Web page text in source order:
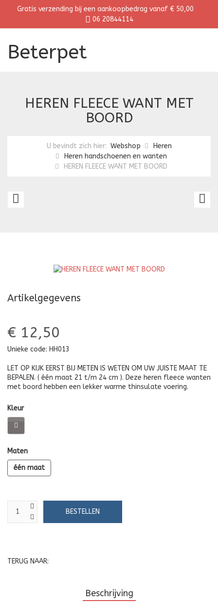
Gratis verzending bij een aankoopbedrag vanaf € 50,00
06 20844114
Beterpet
HEREN FLEECE WANT MET
BOORD
U bevindt zich hier: Webshop
Heren
Heren handschoenen en wanten
HEREN FLEECE WANT MET BOORD
Artikelgegevens
€ 12,50
Unieke code: HH013
LET OP KIJK EERST BIJ METEN IS WETEN OM UW JUISTE MAAT TE
BEPALEN. ( één maat 21 t/m 24 cm ). Deze heren fleece wanten
met boord hebben een lekker warme thinsulate voering.
Kleur
Maten
één maat
TERUG NAAR:
Beschrijving